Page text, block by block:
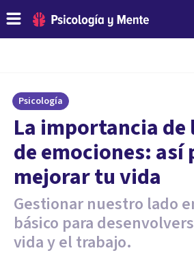
Psicología
La importancia de
de emociones: así
mejorar tu vida
Gestionar nuestro lado
básico para
vida y el trabajo.